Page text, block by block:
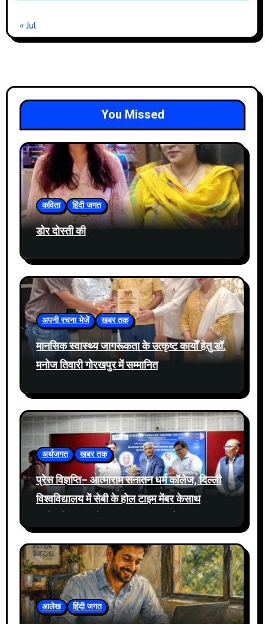
« Jul
You Missed
कविता हिंदी जगत
डोर दोस्ती की
अपनी रचना भेजें खबर तक
मानसिक स्वास्थ्य जागरूकता के उत्कृष्ट कार्यों हेतु डॉ.
मनोज तिवारी गोरखपुर में सम्मानित
अर्थजगत खबर तक
प्रेस विज्ञप्ति– आत्माराम सनातन धर्म कॉलेज, दिल्ली
विश्वविद्यालय में सेबी के होल टाइम मेंबर केसाथ
आयोजित
आलेख हिंदी जगत